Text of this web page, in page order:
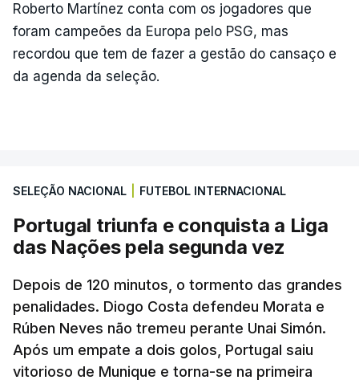
Roberto Martínez conta com os jogadores que
foram campeões da Europa pelo PSG, mas
recordou que tem de fazer a gestão do cansaço e
da agenda da seleção.
SELEÇÃO NACIONAL FUTEBOL INTERNACIONAL
Portugal triunfa e conquista a Liga
das Nações pela segunda vez
Depois de 120 minutos, o tormento das grandes
penalidades. Diogo Costa defendeu Morata e
Rúben Neves não tremeu perante Unai Simón.
Após um empate a dois golos, Portugal saiu
vitorioso de Munique e torna-se na primeira